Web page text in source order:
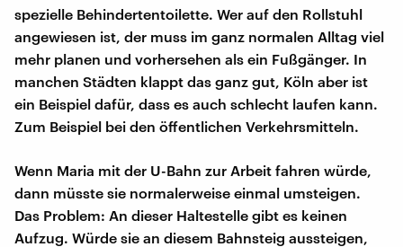
spezielle Behindertentoilette. Wer auf den Rollstuhl
angewiesen ist, der muss im ganz normalen Alltag viel
mehr planen und vorhersehen als ein Fußgänger. In
manchen Städten klappt das ganz gut, Köln aber ist
ein Beispiel dafür, dass es auch schlecht laufen kann.
Zum Beispiel bei den öffentlichen Verkehrsmitteln.
Wenn Maria mit der U-Bahn zur Arbeit fahren würde,
dann müsste sie normalerweise einmal umsteigen.
Das Problem: An dieser Haltestelle gibt es keinen
Aufzug. Würde sie an diesem Bahnsteig aussteigen,